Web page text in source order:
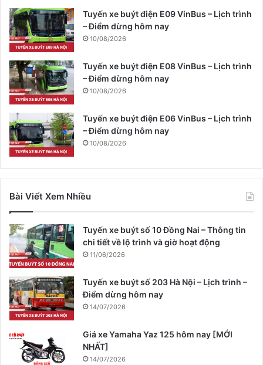
Tuyến xe buýt điện E09 VinBus – Lịch trình
– Điểm dừng hôm nay
10/08/2026
Tuyến xe buýt điện E08 VinBus – Lịch trình
– Điểm dừng hôm nay
10/08/2026
Tuyến xe buýt điện E06 VinBus – Lịch trình
– Điểm dừng hôm nay
10/08/2026
Bài Viết Xem Nhiều
Tuyến xe buýt số 10 Đồng Nai – Thông tin
chi tiết về lộ trình và giờ hoạt động
11/06/2026
Tuyến xe buýt số 203 Hà Nội – Lịch trình –
Điểm dừng hôm nay
14/07/2026
Giá xe Yamaha Yaz 125 hôm nay [MỚI
NHẤT]
14/07/2026